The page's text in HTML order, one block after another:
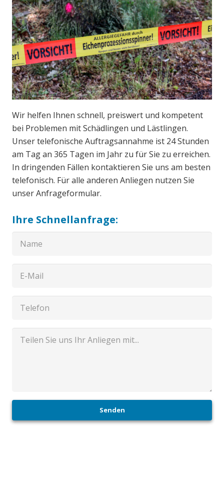
Wir helfen Ihnen schnell, preiswert und kompetent
bei Problemen mit Schädlingen und Lästlingen.
Unser telefonische Auftragsannahme ist 24 Stunden
am Tag an 365 Tagen im Jahr zu für Sie zu erreichen.
In dringenden Fällen kontaktieren Sie uns am besten
telefonisch. Für alle anderen Anliegen nutzen Sie
unser Anfrageformular.
Ihre Schnellanfrage:
Senden